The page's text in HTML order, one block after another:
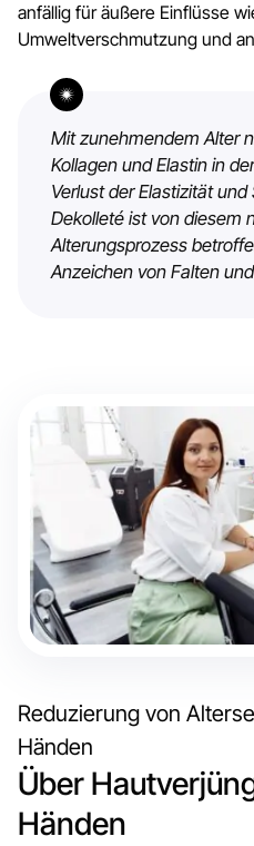
anfällig für äußere Einflüsse
Umweltverschmutzung und
Mit zunehmendem Alter
Kollagen und Elastin in
Verlust der Elastizität
Dekolleté ist von diesem
Alterungsprozess
Anzeichen von Falten
Reduzierung von
Händen
Über
Händen